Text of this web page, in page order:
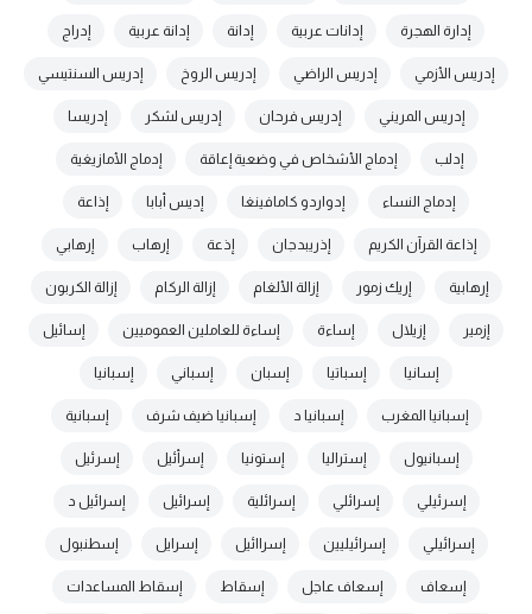
إدارة الهجرة إدانات عربية إدانة إدانة عربية إدراج
إدريس الأزمي إدريس الراضي إدريس الروخ إدريس السنتيسي
إدريس المريني إدريس فرحان إدريس لشكر إدريسا
إدلب إدماج الأشخاص في وضعية إعاقة إدماج الأمازيغية
إدماج النساء إدواردو كامافينغا إديس أبابا إذاعة
إذاعة القرآن الكريم إذريبدجان إذعة إرهاب إرهابي
إرهابية إريك زمور إزالة الألغام إزالة الركام إزالة الكربون
إزمير إزيلال إساءة إساءة للعاملين العموميين إسائيل
إسانيا إسباتيا إسبان إسباني إسبانيا
إسبانيا المغرب إسبانيا د إسبانيا ضيف شرف إسبانية
إسبانيول إستراليا إستونيا إسرأئيل إسرئيل
إسرئيلي إسرائلي إسرائلية إسرائيل إسرائيل د
إسرائيلي إسرائيليين إسراائيل إسرايل إسطنبول
إسعاف إسعاف عاجل إسقاط إسقاط المساعدات